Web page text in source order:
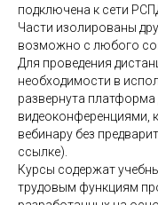
подключена к сети
Части изолированы
возможно с любого
Для проведения
необходимости в
развернута платформа
видеоконференциями,
вебинару без
ссылке).
Курсы содержат
трудовым функциям